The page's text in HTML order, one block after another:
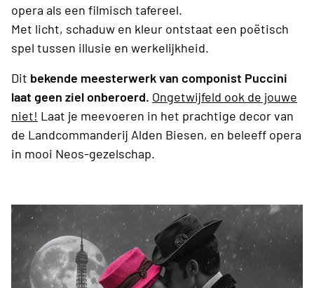
opera als een filmisch tafereel.
Met licht, schaduw en kleur ontstaat een poëtisch
spel tussen illusie en werkelijkheid.
Dit bekende meesterwerk van componist Puccini
laat geen ziel onberoerd. Ongetwijfeld ook de jouwe
niet! Laat je meevoeren in het prachtige decor van
de Landcommanderij Alden Biesen, en beleeff opera
in mooi Neos-gezelschap.